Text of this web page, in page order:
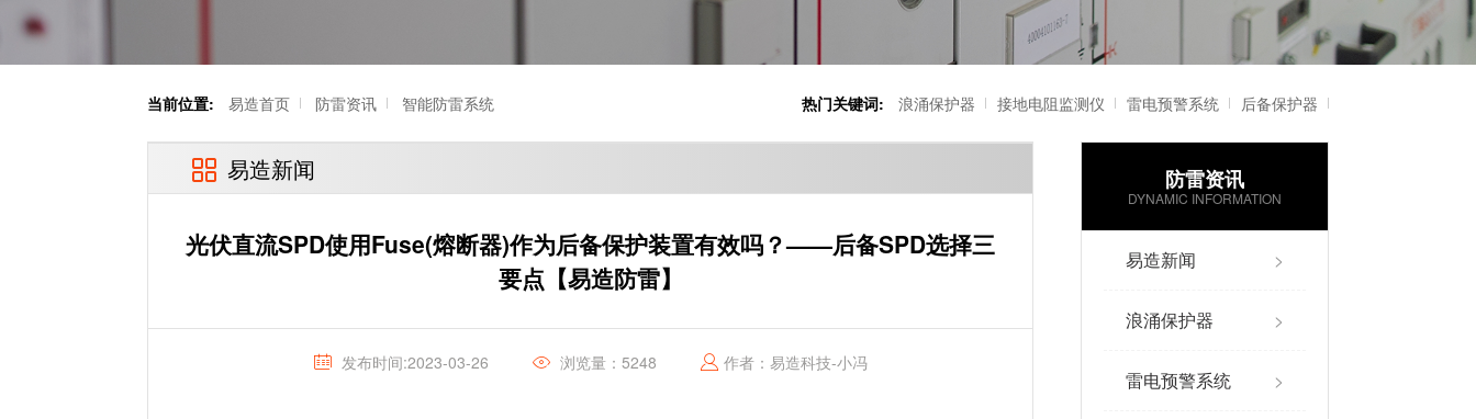
当前位置: 易造首页 防雷资讯 智能防雷系统 热门关键词: 浪涌保护器 接地电阻监测仪 雷电预警系统 后备保护器
雷电记录仪 智能防雷系统
易造新闻
光伏直流SPD使用Fuse(熔断器)作为后备保护装置有效吗？——后备SPD选择三
要点【易造防雷】
发布时间:2023-03-26 浏览量：5248 作者：易造科技-小冯
防雷资讯
DYNAMIC INFORMATION
易造新闻 >
浪涌保护器 >
雷电预警系统 >